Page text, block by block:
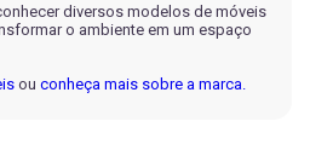
diversos modelos de móveis
o ambiente em um espaço
ou conheça mais sobre a marca.